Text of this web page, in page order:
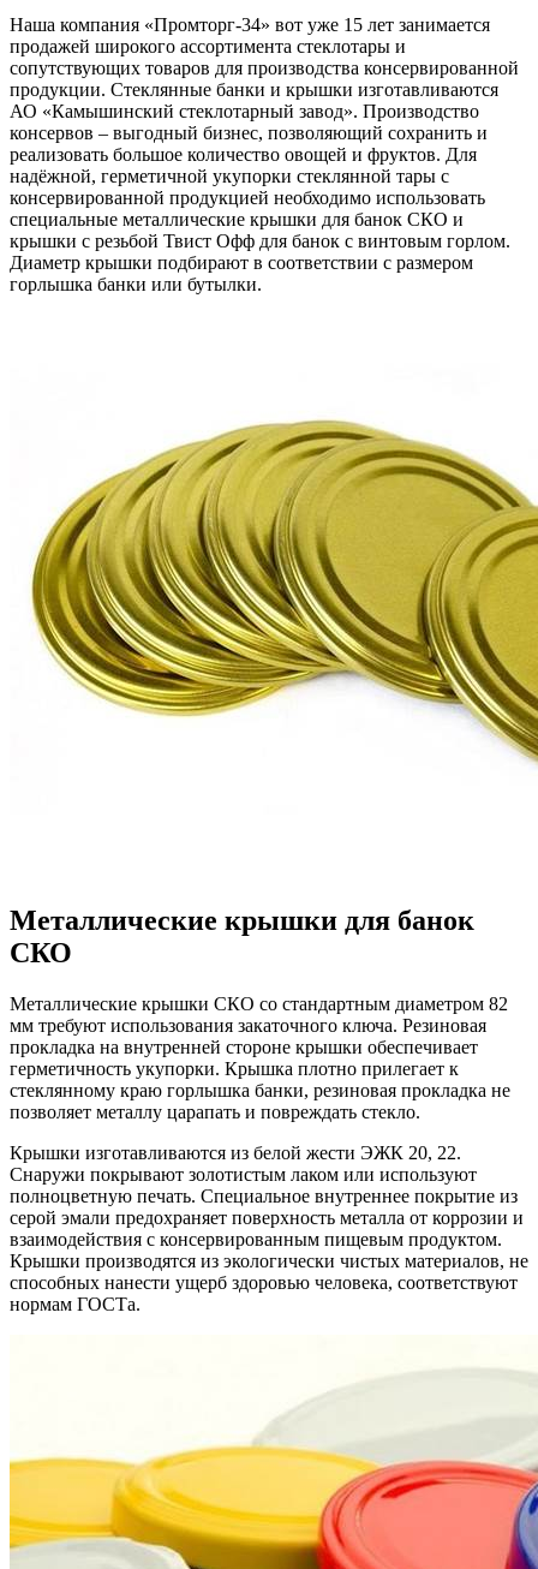
Наша компания «Промторг-34» вот уже 15 лет занимается
продажей широкого ассортимента стеклотары и
сопутствующих товаров для производства консервированной
продукции. Стеклянные банки и крышки изготавливаются
АО «Камышинский стеклотарный завод». Производство
консервов – выгодный бизнес, позволяющий сохранить и
реализовать большое количество овощей и фруктов. Для
надёжной, герметичной укупорки стеклянной тары с
консервированной продукцией необходимо использовать
специальные металлические крышки для банок СКО и
крышки с резьбой Твист Офф для банок с винтовым горлом.
Диаметр крышки подбирают в соответствии с размером
горлышка банки или бутылки.
Металлические крышки для банок
СКО
Металлические крышки СКО со стандартным диаметром 82
мм требуют использования закаточного ключа. Резиновая
прокладка на внутренней стороне крышки обеспечивает
герметичность укупорки. Крышка плотно прилегает к
стеклянному краю горлышка банки, резиновая прокладка не
позволяет металлу царапать и повреждать стекло.
Крышки изготавливаются из белой жести ЭЖК 20, 22.
Снаружи покрывают золотистым лаком или используют
полноцветную печать. Специальное внутреннее покрытие из
серой эмали предохраняет поверхность металла от коррозии и
взаимодействия с консервированным пищевым продуктом.
Крышки производятся из экологически чистых материалов, не
способных нанести ущерб здоровью человека, соответствуют
нормам ГОСТа.